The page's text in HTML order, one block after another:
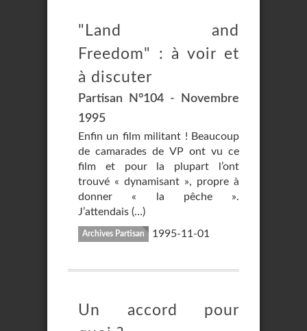
"Land and
Freedom" : à voir et
à discuter
Partisan N°104 - Novembre
1995
Enfin un film militant ! Beaucoup
de camarades de VP ont vu ce
film et pour la plupart l’ont
trouvé « dynamisant », propre à
donner « la pêche ».
J’attendais (…)
Archives Partisan 1995-11-01
Un accord pour